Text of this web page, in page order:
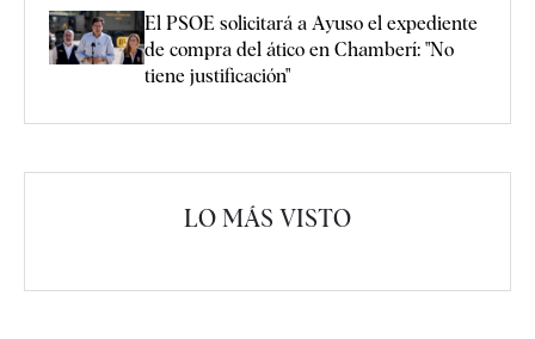
El PSOE solicitará a Ayuso el expediente
de compra del ático en Chamberí: "No
tiene justificación"
LO MÁS VISTO